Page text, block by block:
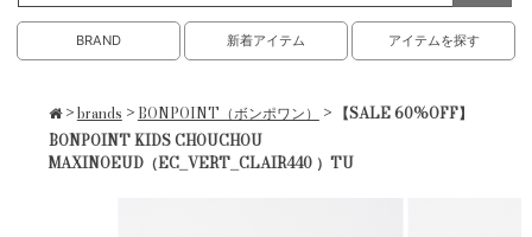
BRAND 新着アイテム アイテムを探す
>brands > BONPOINT（ボンポワン） > 【SALE 60%OFF】
BONPOINT KIDS CHOUCHOU
MAXINOEUD（EC_VERT_CLAIR440 ）TU